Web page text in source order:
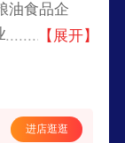
油食品企
领先，总资
强企业，也
产业链粮油
【展开】
进店逛逛